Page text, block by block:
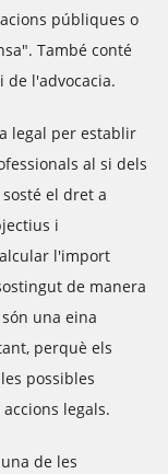
públiques o
També conté
de l'advocacia.
legal per establir
al si dels
el dret a
i
l'import
de manera
una eina
perquè els
possibles
legals.
de les